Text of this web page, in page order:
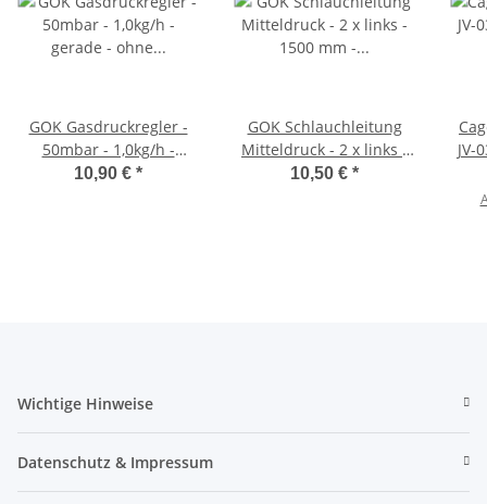
GOK Gasdruckregler -
50mbar - 1,0kg/h -
gerade - ohne
10,90 € *
GOK Schlauchleitung
Mitteldruck - 2 x links -
1500 mm -
10,50 € *
JV-
Wichtige Hinweise
Datenschutz & Impressum